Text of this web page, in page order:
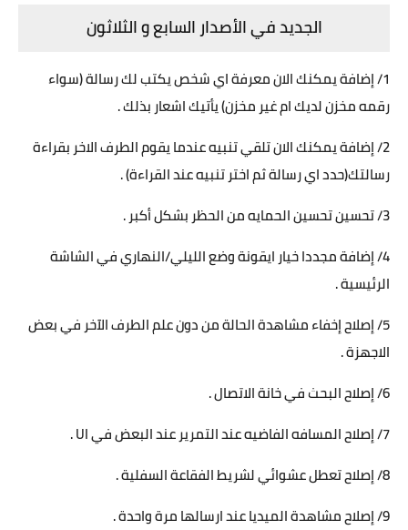
الجديد في الأصدار السابع و الثلاثون
1/ إضافة يمكنك الان معرفة اي شخص يكتب لك رسالة (سواء
رقمه مخزن لديك ام غير مخزن) يأتيك اشعار بذلك .
2/ إضافة يمكنك الان تلقي تنبيه عندما يقوم الطرف الاخر بقراءة
رسالتك(حدد اي رسالة ثم اختر تنبيه عند القراءة) .
3/ تحسين تحسين الحمايه من الحظر بشكل أكبر .
4/ إضافة مجددا خيار ايقونة وضع الليلي/النهاري في الشاشة
الرئيسية .
5/ إصلاح إخفاء مشاهدة الحالة من دون علم الطرف الآخر في بعض
الاجهزة .
6/ إصلاح البحث في خانة الاتصال .
7/ إصلاح المسافه الفاضيه عند التمرير عند البعض في UI .
8/ إصلاح تعطل عشوائي لشريط الفقاعة السفلية .
9/ إصلاح مشاهدة الميديا عند ارسالها مرة واحدة .